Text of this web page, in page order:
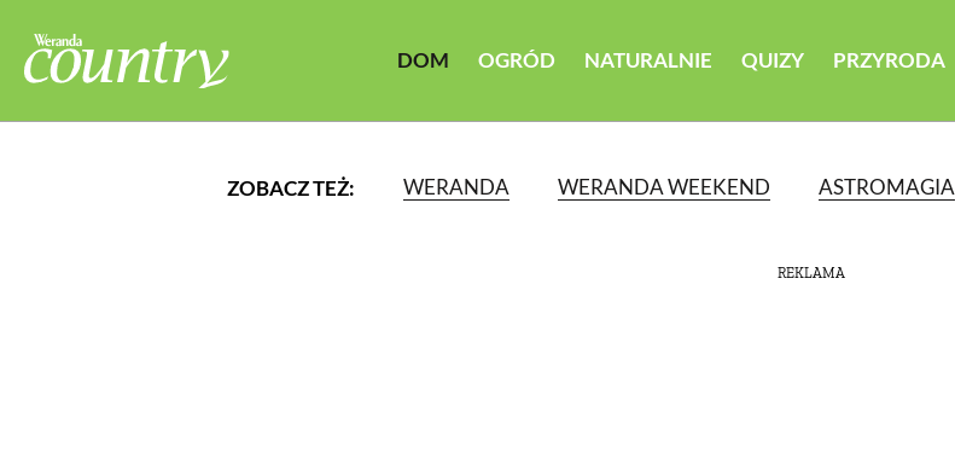
DOM OGRÓD NATURALNIE QUIZY PRZYRODA
ZOBACZ TEŻ: WERANDA WERANDA WEEKEND ASTROMAGIA
REKLAMA